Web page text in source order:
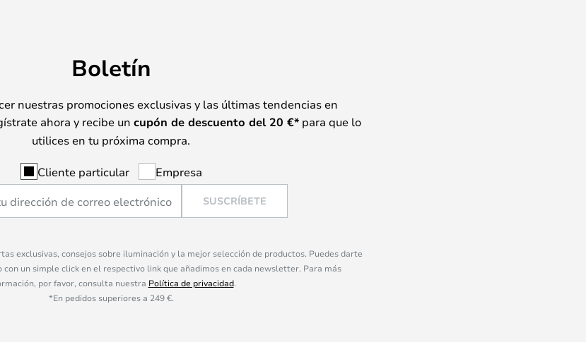
Boletín
nuestras promociones exclusivas y las últimas tendencias en
ahora y recibe un cupón de descuento del 20 €*para que lo
utilices en tu próxima compra.
Cliente particular Empresa
SUSCRÍBETE
exclusivas, consejos sobre iluminación y la mejor selección de productos. Puedes darte
un simple click en el respectivo link que añadimos en cada newsletter. Para más
por favor, consulta nuestra Política de privacidad.
*En pedidos superiores a 249 €.